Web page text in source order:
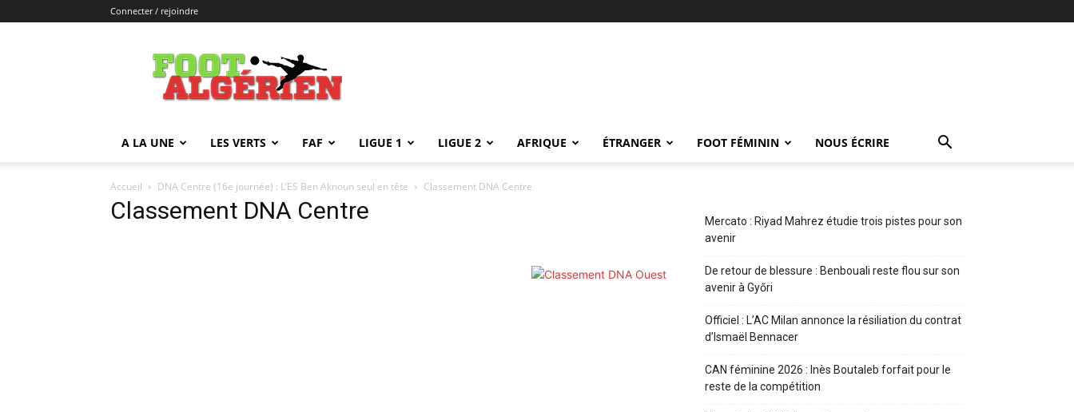
Connecter / rejoindre
FOOTALGERIEN
A LA UNE LES VERTS FAF LIGUE 1 LIGUE 2 AFRIQUE ÉTRANGER FOOT FÉMININ NOUS ÉCRIRE
Accueil DNA Centre (16e journée) : L’ES Ben Aknoun seul en tête Classement DNA Centre
Classement DNA Centre
Mercato : Riyad Mahrez étudie trois pistes pour son
avenir
De retour de blessure : Benbouali reste flou sur son
avenir à Győri
Officiel : L’AC Milan annonce la résiliation du contrat
d’Ismaël Bennacer
CAN féminine 2026 : Inès Boutaleb forfait pour le
reste de la compétition